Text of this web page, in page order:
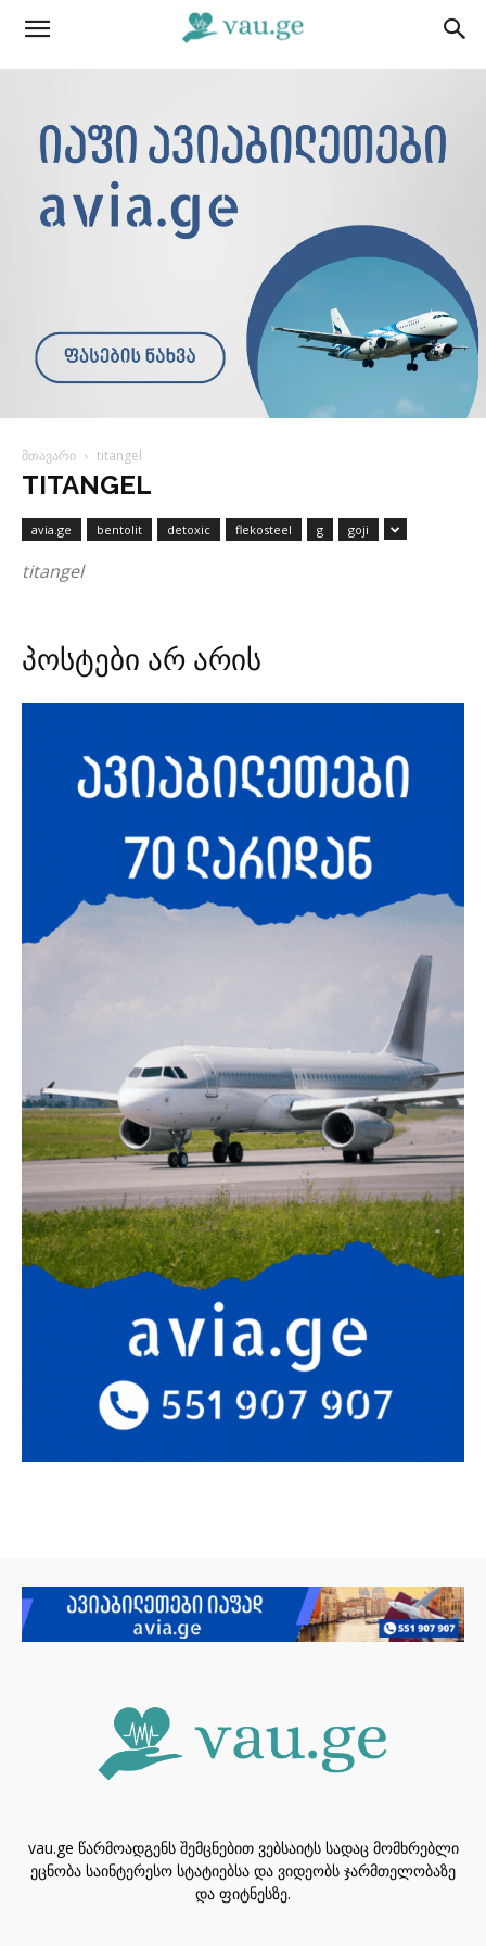
მთავარი titangel
TITANGEL
avia.ge bentolit detoxic flekosteel g goji
titangel
პოსტები არ არის
vau.ge წარმოადგენს შემცნებით ვებსაიტს სადაც მომხრებლი
ეცნობა საინტერესო სტატიებსა და ვიდეობს ჯარმთელობაზე
და ფიტნესზე.